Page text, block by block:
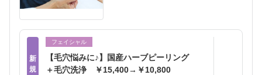
新
規
フェイシャル
【毛穴悩みに♪】国産ハーブピーリング
＋毛穴洗浄 ￥15,400→￥10,800